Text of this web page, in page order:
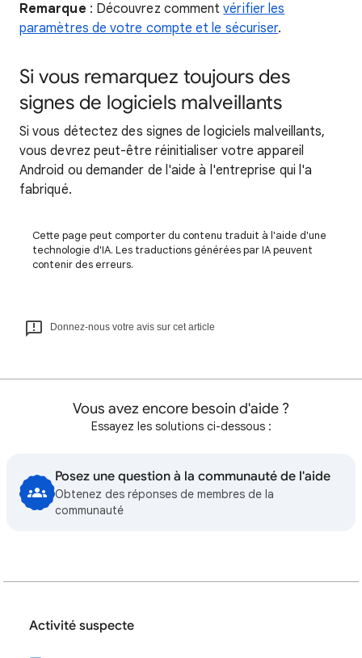
Remarque : Découvrez commentvérifier les
paramètres de votre compte et le sécuriser.
Si vous remarquez toujours des
signes de logiciels malveillants
Si vous détectez des signes de logiciels malveillants,
vous devrez peut-être réinitialiser votre appareil
Android ou demander de l'aide à l'entreprise qui l'a
fabriqué.
Cette page peut comporter du contenu traduit à l'aide d'une
technologie d'IA. Les traductions générées par IA peuvent
contenir des erreurs.
Donnez-nous votre avis sur cet article
Vous avez encore besoin d'aide ?
Essayez les solutions ci-dessous :
Posez une question à la communauté de l'aide
Obtenez des réponses de membres de la
communauté
Activité suspecte